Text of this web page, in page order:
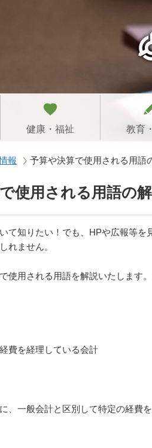
健康・福祉 教育
報 予算や決算で使用される用語
使用される用語の
て知りたい！でも、HPや広報等
れません。
使用される用語を解説いたします
費を経理している会計
、一般会計と区別して特定の経費